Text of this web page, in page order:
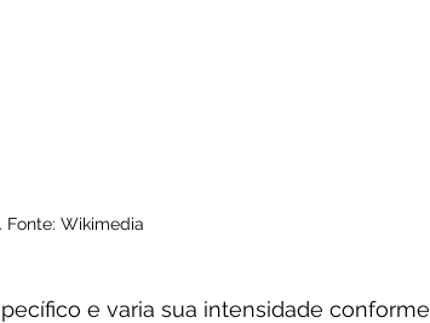
Fonte: Wikimedia
e varia sua intensidade conforme